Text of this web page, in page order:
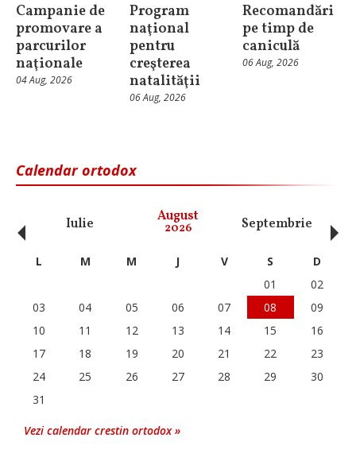
Campanie de
promovare a
parcurilor
naţionale
04 Aug, 2026
Program
naţional
pentru
creşterea
natalităţii
06 Aug, 2026
Recomandări
pe timp de
caniculă
06 Aug, 2026
Calendar ortodox
Iulie August
2026 Septembrie
‹ L M M J V S
D
01
02
03
04 05 06 07 08
09
10
11 12 13 14 15
16
17
18 19 20 21 22
23
24
25 26 27 28 29
30
31
Vezi calendar crestin ortodox »